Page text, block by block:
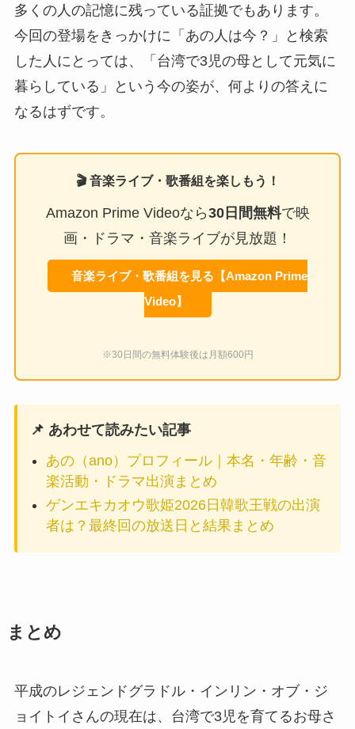
多くの人の記憶に残っている証拠でもあります。
今回の登場をきっかけに「あの人は今？」と検索
した人にとっては、「台湾で3児の母として元気に
暮らしている」という今の姿が、何よりの答えに
なるはずです。
🎬 音楽ライブ・歌番組を楽しもう！
Amazon Prime Videoなら30日間無料で映
画・ドラマ・音楽ライブが見放題！
音楽ライブ・歌番組を見る【Amazon Prime
Video】
※30日間の無料体験後は月額600円
📌 あわせて読みたい記事
あの（ano）プロフィール｜本名・年齢・音
楽活動・ドラマ出演まとめ
ゲンエキカオウ歌姫2026日韓歌王戦の出演
者は？最終回の放送日と結果まとめ
まとめ
平成のレジェンドグラドル・インリン・オブ・ジ
ョイトイさんの現在は、台湾で3児を育てるお母さ